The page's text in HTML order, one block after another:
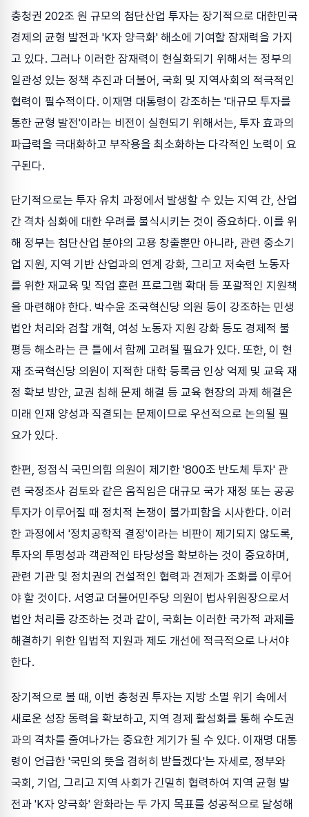
충청권 202조 원 규모의 첨단산업 투자는 장기적으로 대한민국
경제의 균형 발전과 'K자 양극화' 해소에 기여할 잠재력을 가지
고 있다. 그러나 이러한 잠재력이 현실화되기 위해서는 정부의
일관성 있는 정책 추진과 더불어, 국회 및 지역사회의 적극적인
협력이 필수적이다. 이재명 대통령이 강조하는 '대규모 투자를
통한 균형 발전'이라는 비전이 실현되기 위해서는, 투자 효과의
파급력을 극대화하고 부작용을 최소화하는 다각적인 노력이 요
구된다.
단기적으로는 투자 유치 과정에서 발생할 수 있는 지역 간, 산업
간 격차 심화에 대한 우려를 불식시키는 것이 중요하다. 이를 위
해 정부는 첨단산업 분야의 고용 창출뿐만 아니라, 관련 중소기
업 지원, 지역 기반 산업과의 연계 강화, 그리고 저숙련 노동자
를 위한 재교육 및 직업 훈련 프로그램 확대 등 포괄적인 지원책
을 마련해야 한다. 박수윤 조국혁신당 의원 등이 강조하는 민생
법안 처리와 검찰 개혁, 여성 노동자 지원 강화 등도 경제적 불
평등 해소라는 큰 틀에서 함께 고려될 필요가 있다. 또한, 이 현
재 조국혁신당 의원이 지적한 대학 등록금 인상 억제 및 교육 재
정 확보 방안, 교권 침해 문제 해결 등 교육 현장의 과제 해결은
미래 인재 양성과 직결되는 문제이므로 우선적으로 논의될 필
요가 있다.
한편, 정점식 국민의힘 의원이 제기한 '800조 반도체 투자' 관
련 국정조사 검토와 같은 움직임은 대규모 국가 재정 또는 공공
투자가 이루어질 때 정치적 논쟁이 불가피함을 시사한다. 이러
한 과정에서 '정치공학적 결정'이라는 비판이 제기되지 않도록,
투자의 투명성과 객관적인 타당성을 확보하는 것이 중요하며,
관련 기관 및 정치권의 건설적인 협력과 견제가 조화를 이루어
야 할 것이다. 서영교 더불어민주당 의원이 법사위원장으로서
법안 처리를 강조하는 것과 같이, 국회는 이러한 국가적 과제를
해결하기 위한 입법적 지원과 제도 개선에 적극적으로 나서야
한다.
장기적으로 볼 때, 이번 충청권 투자는 지방 소멸 위기 속에서
새로운 성장 동력을 확보하고, 지역 경제 활성화를 통해 수도권
과의 격차를 줄여나가는 중요한 계기가 될 수 있다. 이재명 대통
령이 언급한 '국민의 뜻을 겸허히 받들겠다'는 자세로, 정부와
국회, 기업, 그리고 지역 사회가 긴밀히 협력하여 지역 균형 발
전과 'K자 양극화' 완화라는 두 가지 목표를 성공적으로 달성해